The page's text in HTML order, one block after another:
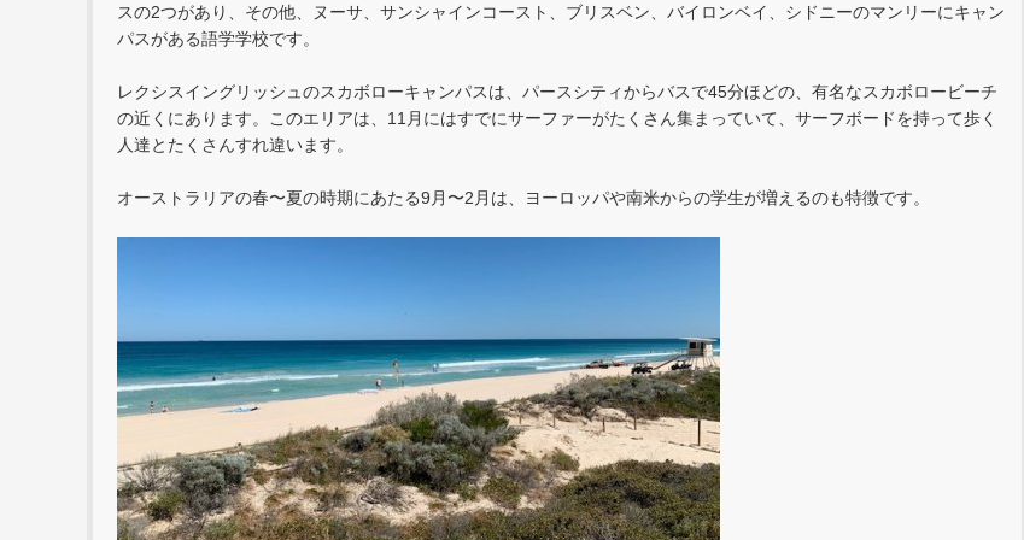
スの2つがあり、その他、ヌーサ、サンシャインコースト、ブリスベン、バイロンベイ、シドニーのマンリーにキャン
パスがある語学学校です。
レクシスイングリッシュのスカボローキャンパスは、パースシティからバスで45分ほどの、有名なスカボロービーチ
の近くにあります。このエリアは、11月にはすでにサーファーがたくさん集まっていて、サーフボードを持って歩く
人達とたくさんすれ違います。
オーストラリアの春〜夏の時期にあたる9月〜2月は、ヨーロッパや南米からの学生が増えるのも特徴です。